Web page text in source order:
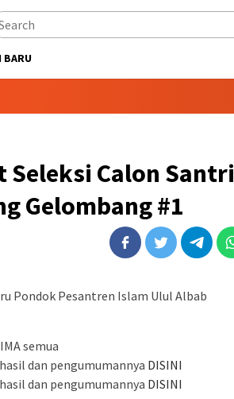
BARU
Seleksi Calon Santri
Gelombang #1
Pondok Pesantren Islam Ulul Albab
semua
dan pengumumannya DISINI
dan pengumumannya DISINI